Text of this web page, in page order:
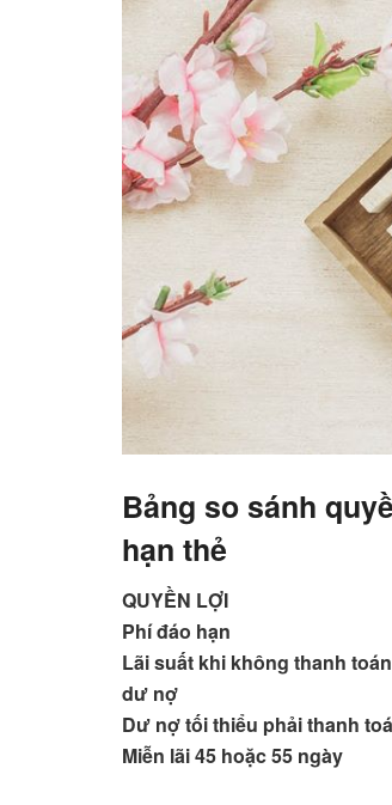
Bảng so sánh
hạn thẻ
QUYỀN LỢI
Phí đáo hạn
Lãi suất khi không thanh toán
dư nợ
Dư nợ tối thiểu phải thanh
Miễn lãi 45 hoặc 55 ngày